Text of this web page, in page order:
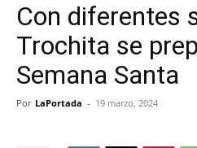
Con diferentes
Trochita se
Semana Santa
Por LaPortada - 19 marzo, 2024